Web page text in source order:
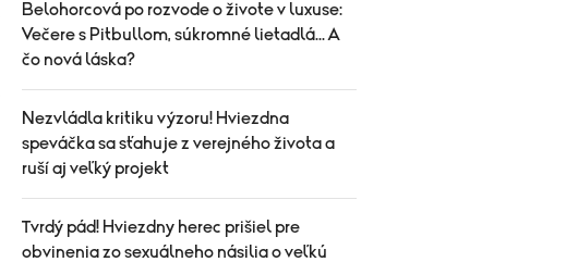
Belohorcová po rozvode o živote v luxuse:
Večere s Pitbullom, súkromné lietadlá... A
čo nová láska?
Nezvládla kritiku výzoru! Hviezdna
speváčka sa sťahuje z verejného života a
ruší aj veľký projekt
Tvrdý pád! Hviezdny herec prišiel pre
obvinenia zo sexuálneho násilia o veľkú